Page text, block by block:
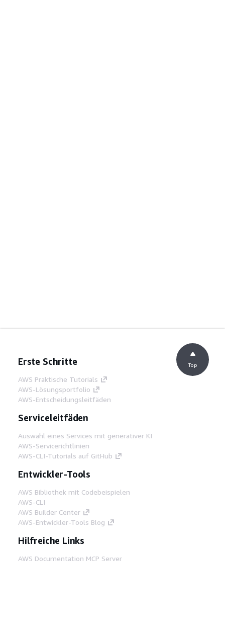
Erste Schritte
AWS Praktische Tutorials
AWS-Lösungsportfolio
AWS-Entscheidungsleitfäden
Serviceleitfäden
Auswahl eines Services mit generativer KI
AWS-Servicerichtlinien
AWS-CLI-Tutorials auf GitHub
Entwickler-Tools
AWS Bibliothek mit Codebeispielen
AWS-CLI
AWS Builder Center
AWS-Entwickler-Tools Blog
Hilfreiche Links
AWS Documentation MCP Server
Top